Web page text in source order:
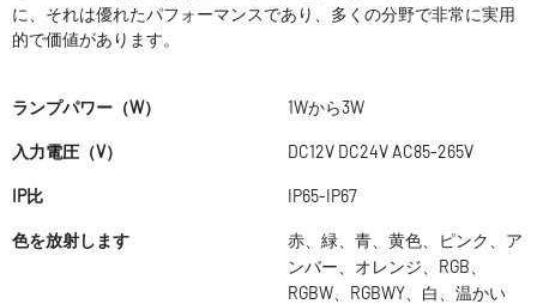
に、それは優れたパフォーマンスであり、多くの分野で非常に実用
的で価値があります。
ランプパワー（W） 1Wから3W
入力電圧（V） DC12V DC24V AC85-265V
IP比 IP65-IP67
色を放射します
赤、緑、青、黄色、ピンク、ア
ンバー、オレンジ、RGB、
RGBW、RGBWY、白、温かい